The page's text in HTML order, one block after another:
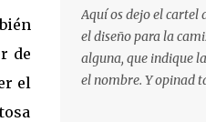
de
el
Aquí os dejo el cartel
el diseño para la
alguna, que indique
el nombre. Y opinad